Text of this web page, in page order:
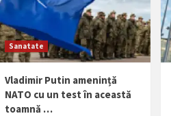
Sanatate
Vladimir Putin amenință
NATO cu un test în această
toamnă …